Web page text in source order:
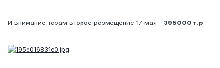
И внимание тарам второе размещение 17 мая - 395000 т.р